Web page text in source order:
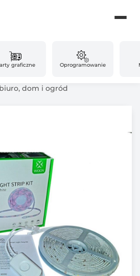
graficzne Oprogramowanie
dom i ogród